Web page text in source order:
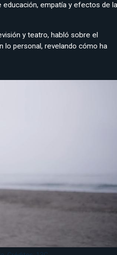
empatía y efectos de la
y teatro, habló sobre el
lo personal, revelando cómo ha